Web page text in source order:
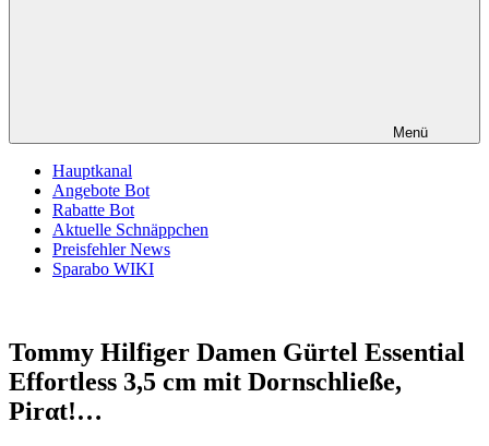
Menü
Hauptkanal
Angebote Bot
Rabatte Bot
Aktuelle Schnäppchen
Preisfehler News
Sparabo WIKI
Tommy Hilfiger Damen Gürtel Essential
Effortless 3,5 cm mit Dornschließe,
Pirαt!…